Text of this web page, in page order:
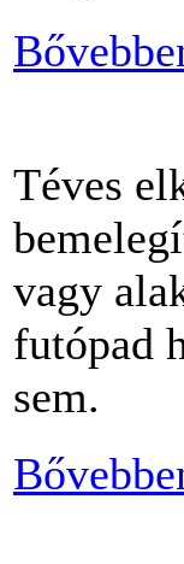
Téves
vagy
futópad
sem.